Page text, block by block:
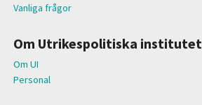
Vanliga frågor
Om Utrikespolitiska institutet
Om UI
Personal